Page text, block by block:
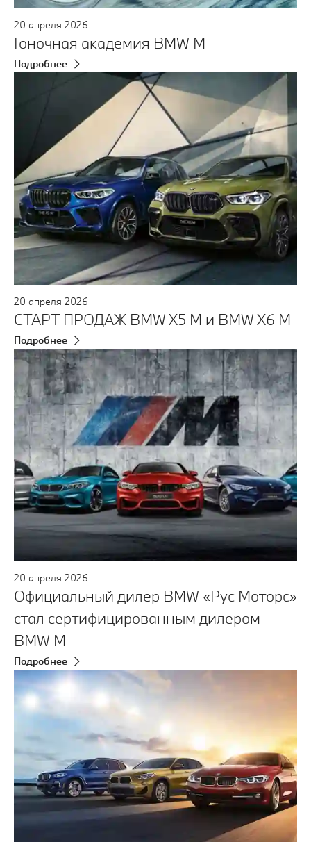
20 апреля 2026
Гоночная академия BMW M
Подробнее
20 апреля 2026
СТАРТ ПРОДАЖ BMW X5 M и BMW X6 M
Подробнее
20 апреля 2026
Официальный дилер BMW «Рус Моторс»
стал сертифицированным дилером
BMW M
Подробнее